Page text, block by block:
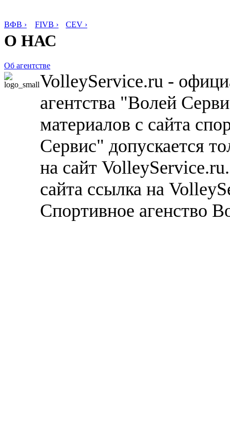
ВФВ › FIVB › CEV ›
О НАС
Об агентстве
VolleyService.ru -
агентства "Волей
материалов с сайта
Сервис" допускается
на сайт
сайта ссылка на
Спортивное агенство